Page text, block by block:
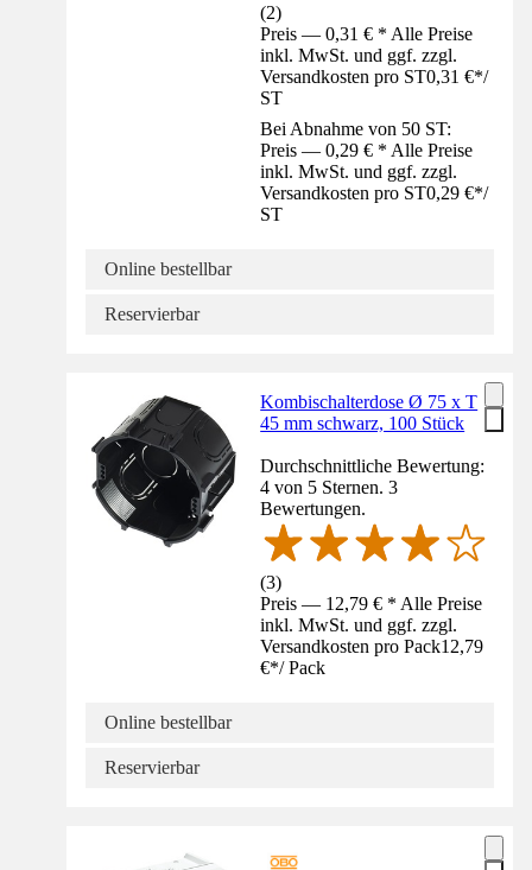
(2)
Preis — 0,31 € * Alle Preise
inkl. MwSt. und ggf. zzgl.
Versandkosten pro ST0,31 €*/
ST
Bei Abnahme von 50 ST:
Preis — 0,29 € * Alle Preise
inkl. MwSt. und ggf. zzgl.
Versandkosten pro ST0,29 €*/
ST
Online bestellbar
Reservierbar
Kombischalterdose Ø 75 x T
45 mm schwarz, 100 Stück
Durchschnittliche Bewertung:
4 von 5 Sternen. 3
Bewertungen.
(3)
Preis — 12,79 € * Alle Preise
inkl. MwSt. und ggf. zzgl.
Versandkosten pro Pack12,79
€*/ Pack
Online bestellbar
Reservierbar